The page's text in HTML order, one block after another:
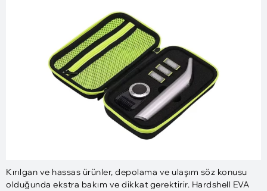
Kırılgan ve hassas ürünler, depolama ve ulaşım söz konusu
olduğunda ekstra bakım ve dikkat gerektirir. Hardshell EVA